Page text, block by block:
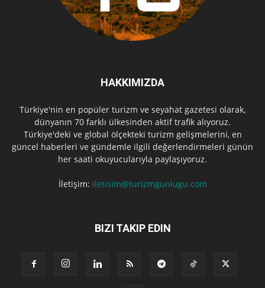
HAKKIMIZDA
Türkiye'nin en popüler turizm ve seyahat gazetesi olarak,
dünyanın 70 farklı ülkesinden aktif trafik alıyoruz.
Türkiye'deki ve global ölçekteki turizm gelişmelerini, en
güncel haberleri ve gündemle ilgili değerlendirmeleri günün
her saati okuyucularıyla paylaşıyoruz.
İletişim: iletisim@turizmgunlugu.com
BIZI TAKIP EDIN